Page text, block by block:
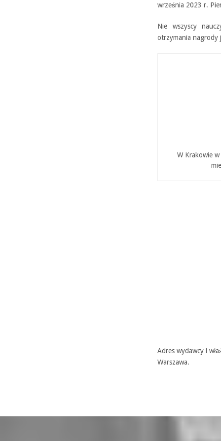
września 2023 r.
Nie wszyscy
otrzymania nagrody
W Krakowie
Adres wydawcy i
Warszawa.